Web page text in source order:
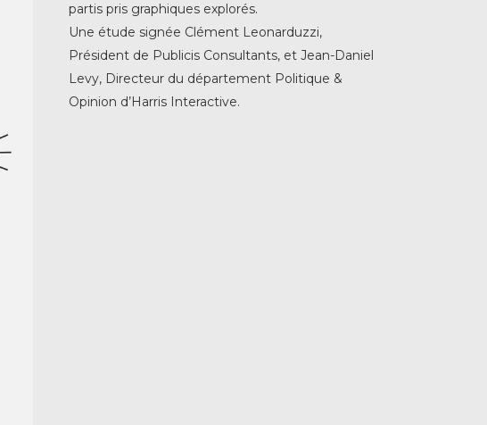
partis pris graphiques explorés.
Une étude signée Clément Leonarduzzi,
Président de Publicis Consultants, et Jean-Daniel
Levy, Directeur du département Politique &
Opinion d’Harris Interactive.